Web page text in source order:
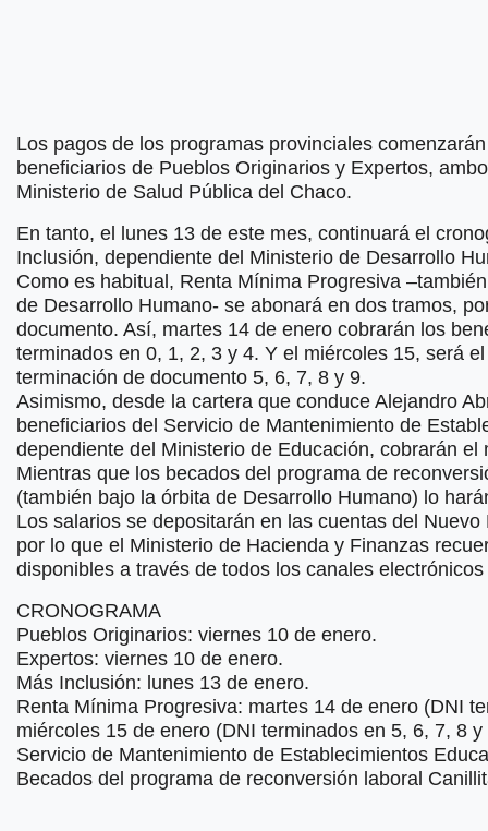
Los pagos de los programas provinciales
beneficiarios de Pueblos Originarios y Expertos,
Ministerio de Salud Pública del Chaco.
En tanto, el lunes 13 de este mes, continuará el
Inclusión, dependiente del Ministerio de Desarrollo
Como es habitual, Renta Mínima Progresiva
de Desarrollo Humano- se abonará en dos tramos,
documento. Así, martes 14 de enero cobrarán los
terminados en 0, 1, 2, 3 y 4. Y el miércoles 15, será
terminación de documento 5, 6, 7, 8 y 9.
Asimismo, desde la cartera que conduce Alejandro
beneficiarios del Servicio de Mantenimiento de
dependiente del Ministerio de Educación, cobrarán el
Mientras que los becados del programa de
(también bajo la órbita de Desarrollo Humano) lo
Los salarios se depositarán en las cuentas del
por lo que el Ministerio de Hacienda y Finanzas
disponibles a través de todos los canales
CRONOGRAMA
Pueblos Originarios: viernes 10 de enero.
Expertos: viernes 10 de enero.
Más Inclusión: lunes 13 de enero.
Renta Mínima Progresiva: martes 14 de enero (DNI
miércoles 15 de enero (DNI terminados en 5, 6, 7, 8 y
Servicio de Mantenimiento de Establecimientos
Becados del programa de reconversión laboral